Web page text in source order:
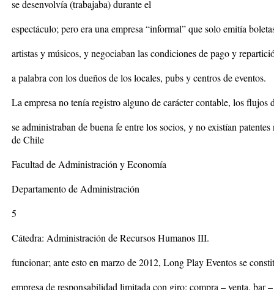
se desenvolvía (trabajaba) durante el
espectáculo; pero era una empresa “informal” que solo emitía
artistas y músicos, y negociaban las condiciones de pago y
a palabra con los dueños de los locales, pubs y centros de eventos.
La empresa no tenía registro alguno de carácter contable, los flujos
se administraban de buena fe entre los socios, y no existían
de Chile
Facultad de Administración y Economía
Departamento de Administración
5
Cátedra: Administración de Recursos Humanos III.
funcionar; ante esto en marzo de 2012, Long Play Eventos se
empresa de responsabilidad limitada con giro: compra – venta, bar